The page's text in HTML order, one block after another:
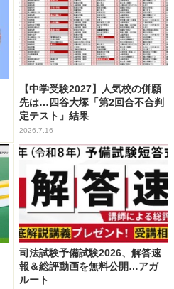
【中学受験2027】人気校の併願
先は…四谷大塚「第2回合不合判
定テスト」結果
2026.7.16
司法試験予備試験2026、解答速
報＆総評動画を無料公開…アガ
ルート